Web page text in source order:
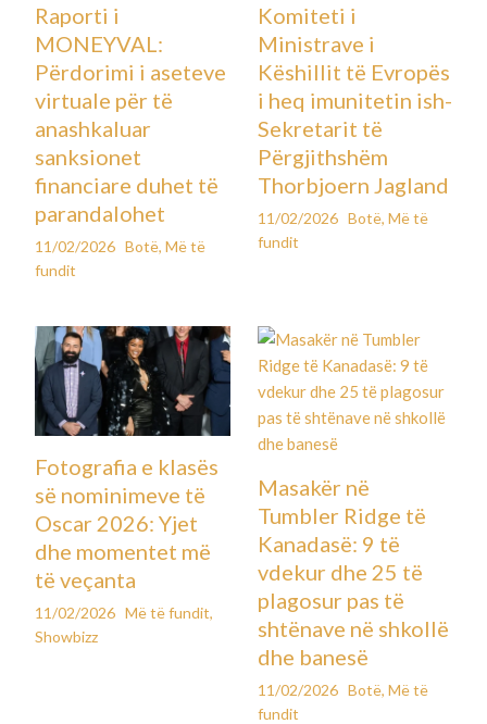
Raporti i
MONEYVAL:
Përdorimi i aseteve
virtuale për të
anashkaluar
sanksionet
financiare duhet të
parandalohet
11/02/2026 Botë,Më të
fundit
Komiteti i
Ministrave i
Këshillit të Evropës
i heq imunitetin ish-
Sekretarit të
Përgjithshëm
Thorbjoern Jagland
11/02/2026 Botë, Më të
fundit
Fotografia e klasës
së nominimeve të
Oscar 2026: Yjet
dhe momentet më
të veçanta
11/02/2026 Më të fundit,
Showbizz
Masakër në
Tumbler Ridge të
Kanadasë: 9 të
vdekur dhe 25 të
plagosur pas të
shtënave në shkollë
dhe banesë
11/02/2026 Botë, Më të
fundit